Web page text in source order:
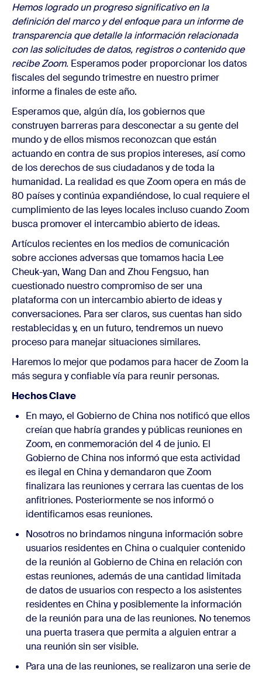
Hemos logrado un progreso significativo en la
definición del marco y del enfoque para un informe de
transparencia que detalle la información relacionada
con las solicitudes de datos, registros o contenido que
recibe Zoom. Esperamos poder proporcionar los datos
fiscales del segundo trimestre en nuestro primer
informe a finales de este año.
Esperamos que, algún día, los gobiernos que
construyen barreras para desconectar a su gente del
mundo y de ellos mismos reconozcan que están
actuando en contra de sus propios intereses, así como
de los derechos de sus ciudadanos y de toda la
humanidad. La realidad es que Zoom opera en más de
80 países y continúa expandiéndose, lo cual requiere el
cumplimiento de las leyes locales incluso cuando Zoom
busca promover el intercambio abierto de ideas.
Artículos recientes en los medios de comunicación
sobre acciones adversas que tomamos hacia Lee
Cheuk-yan, Wang Dan and Zhou Fengsuo, han
cuestionado nuestro compromiso de ser una
plataforma con un intercambio abierto de ideas y
conversaciones. Para ser claros, sus cuentas han sido
restablecidas y, en un futuro, tendremos un nuevo
proceso para manejar situaciones similares.
Haremos lo mejor que podamos para hacer de Zoom la
más segura y confiable vía para reunir personas.
Hechos Clave
En mayo, el Gobierno de China nos notificó que ellos
creían que habría grandes y públicas reuniones en
Zoom, en conmemoración del 4 de junio. El
Gobierno de China nos informó que esta actividad
es ilegal en China y demandaron que Zoom
finalizara las reuniones y cerrara las cuentas de los
anfitriones. Posteriormente se nos informó o
identificamos esas reuniones.
Nosotros no brindamos ninguna información sobre
usuarios residentes en China o cualquier contenido
de la reunión al Gobierno de China en relación con
estas reuniones, además de una cantidad limitada
de datos de usuarios con respecto a los asistentes
residentes en China y posiblemente la información
de la reunión para una de las reuniones. No tenemos
una puerta trasera que permita a alguien entrar a
una reunión sin ser visible.
Para una de las reuniones, se realizaron una serie de